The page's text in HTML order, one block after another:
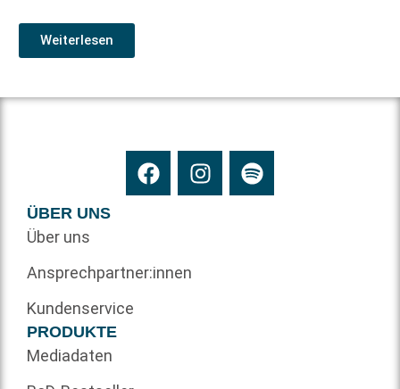
Weiterlesen
ÜBER UNS
Über uns
Ansprechpartner:innen
Kundenservice
PRODUKTE
Mediadaten